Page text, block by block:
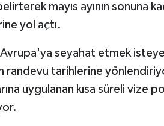
mayıs ayının sonuna
yol açtı.
seyahat etmek
randevu tarihlerine
uygulanan kısa süreli vize